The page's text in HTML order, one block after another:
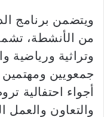
ويتضمن برنامج
من الأنشطة،
وتراثية ورياضية
جمعويين ومهتمين
أجواء احتفالية
والتعاون والعمل